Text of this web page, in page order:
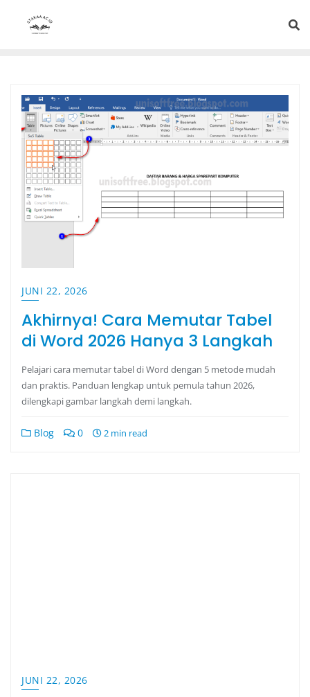
JUNI 22, 2026
Akhirnya! Cara Memutar Tabel
di Word 2026 Hanya 3 Langkah
Pelajari cara memutar tabel di Word dengan 5 metode mudah
dan praktis. Panduan lengkap untuk pemula tahun 2026,
dilengkapi gambar langkah demi langkah.
Blog 0 2 min read
JUNI 22, 2026